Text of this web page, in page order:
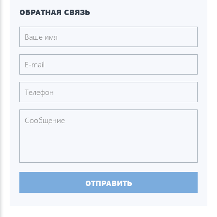
ОБРАТНАЯ СВЯЗЬ
ОТПРАВИТЬ